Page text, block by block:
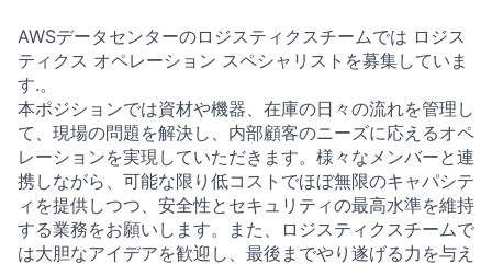
AWSデータセンターのロジスティクスチームでは ロジス
ティクス オペレーション スペシャリストを募集していま
す.。
本ポジションでは資材や機器、在庫の日々の流れを管理し
て、現場の問題を解決し、内部顧客のニーズに応えるオペ
レーションを実現していただきます。様々なメンバーと連
携しながら、可能な限り低コストでほぼ無限のキャパシテ
ィを提供しつつ、安全性とセキュリティの最高水準を維持
する業務をお願いします。また、ロジスティクスチームで
は大胆なアイデアを歓迎し、最後までやり遂げる力を与え